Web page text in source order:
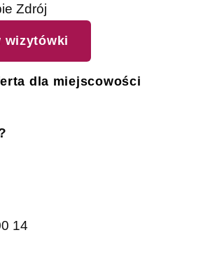
Zdrój
wizytówki
dla miejscowości
14